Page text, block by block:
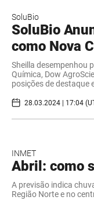
SoluBio
SoluBio
como Nova
Sheilla desempenhou
Química, Dow
posições de destaque
28.03.2024 | 17:04
INMET
Abril: como
A previsão indica
Região Norte e no